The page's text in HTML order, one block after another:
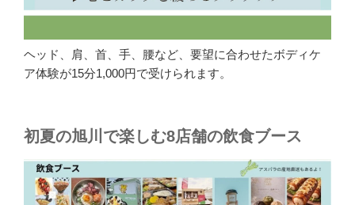
ヘッド、肩、首、手、腰など、要望に合わせたボディケ
ア体験が15分1,000円で受けられます。
初夏の旭川で楽しむ8店舗の飲食ブース